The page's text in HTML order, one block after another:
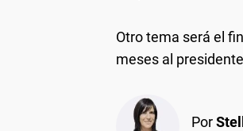
Otro tema será el
meses al
Por